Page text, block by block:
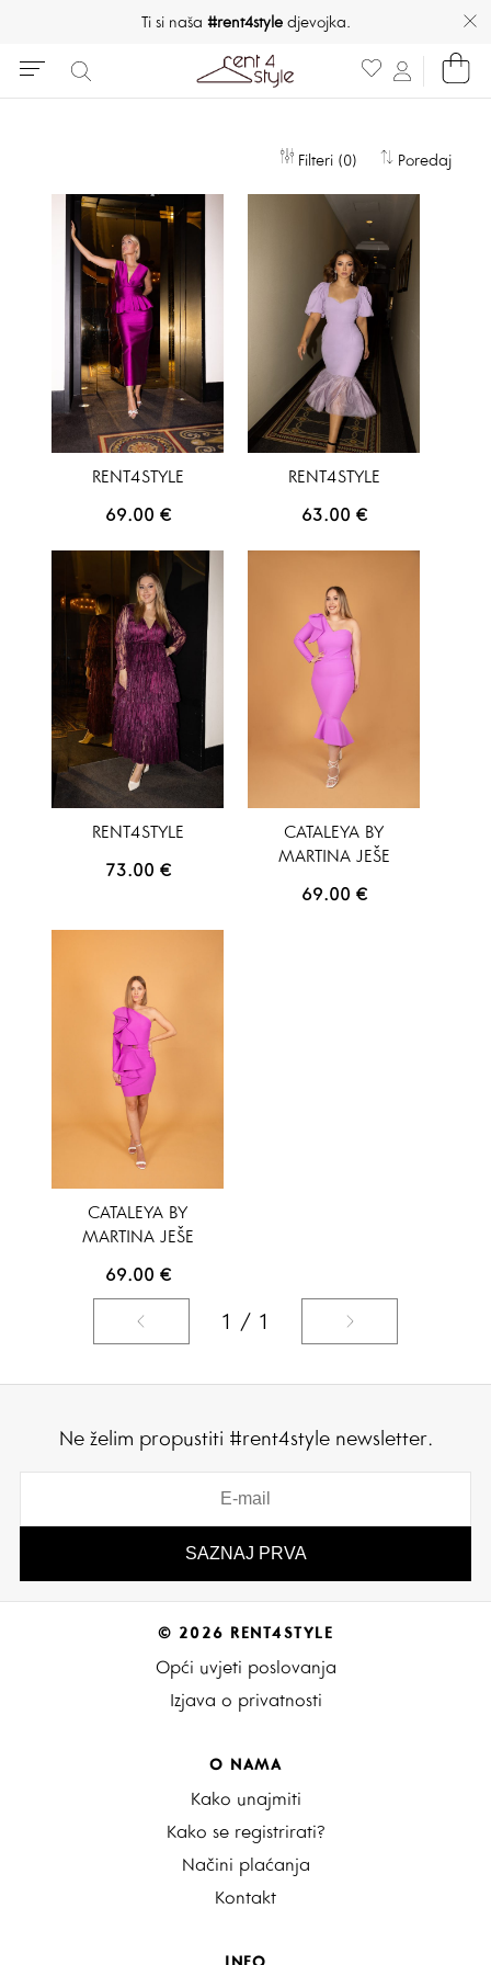
Ti si naša #rent4styledjevojka.
Filteri (0) Poredaj
RENT4STYLE
69.00 €
RENT4STYLE
63.00 €
RENT4STYLE
73.00 €
CATALEYA BY
MARTINA JEŠE
69.00 €
CATALEYA BY
MARTINA JEŠE
69.00 €
1 / 1
Ne želim propustiti #rent4style newsletter.
© 2026 RENT4STYLE
Opći uvjeti poslovanja
Izjava o privatnosti
O NAMA
Kako unajmiti
Kako se registrirati?
Načini plaćanja
Kontakt